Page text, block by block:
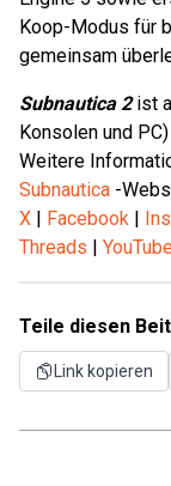
Koop-Modus für
gemeinsam
Subnautica 2ist
Konsolen und
Weitere
Subnautica -
X
Facebook
Threads
Teile diesen
Link kopieren